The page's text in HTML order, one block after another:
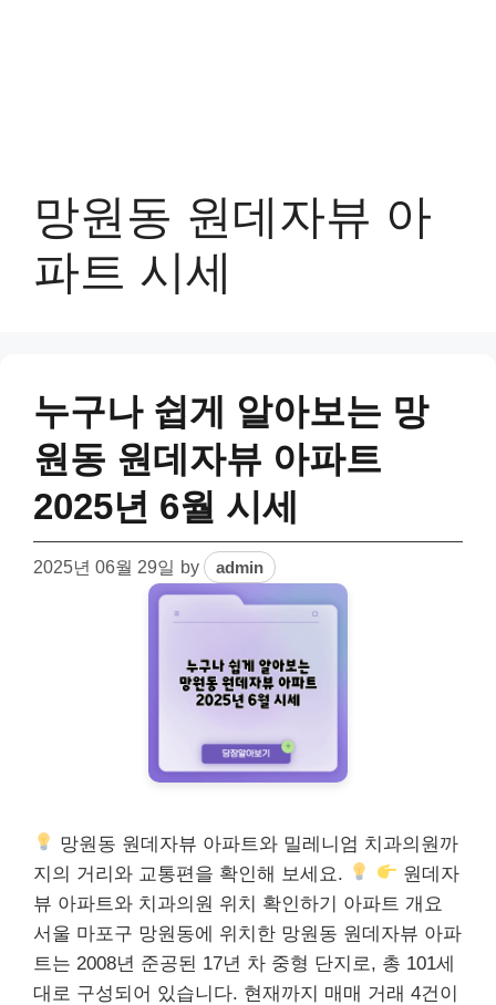
망원동 원데자뷰 아
파트 시세
누구나 쉽게 알아보는 망
원동 원데자뷰 아파트
2025년 6월 시세
2025년 06월 29일 by admin
망원동 원데자뷰 아파트와 밀레니엄 치과의원까
지의 거리와 교통편을 확인해 보세요.
원데자
뷰 아파트와 치과의원 위치 확인하기 아파트 개요
서울 마포구 망원동에 위치한 망원동 원데자뷰 아파
트는 2008년 준공된 17년 차 중형 단지로, 총 101세
대로 구성되어 있습니다. 현재까지 매매 거래 4건이